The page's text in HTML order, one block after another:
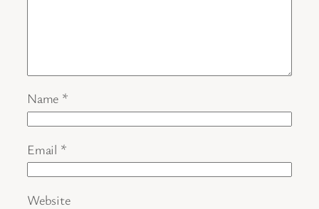
Name *
Email *
Website